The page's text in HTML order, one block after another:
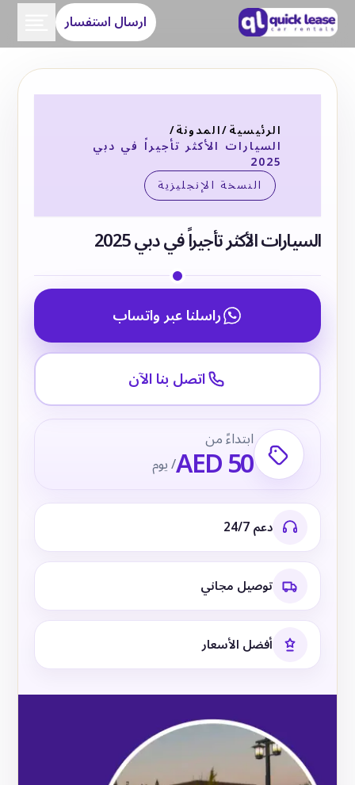
ارسال استفسار
الرئيسية/المدونة/
السيارات الأكثر تأجيراً في دبي
2025
النسخة الإنجليزية
السيارات الأكثر تأجيراً في دبي 2025
راسلنا عبر واتساب
اتصل بنا الآن
ابتداءً من
AED 50/ يوم
دعم 24/7
توصيل مجاني
أفضل الأسعار